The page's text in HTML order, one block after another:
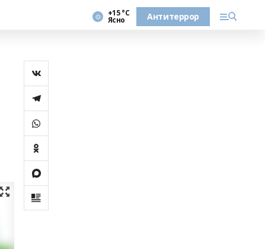
+15 °С
Ясно Антитеррор